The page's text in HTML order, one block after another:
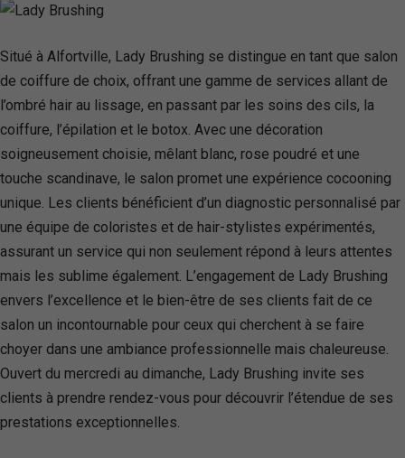
Situé à Alfortville, Lady Brushing se distingue en tant que salon
de coiffure de choix, offrant une gamme de services allant de
l’ombré hair au lissage, en passant par les soins des cils, la
coiffure, l’épilation et le botox. Avec une décoration
soigneusement choisie, mêlant blanc, rose poudré et une
touche scandinave, le salon promet une expérience cocooning
unique. Les clients bénéficient d’un diagnostic personnalisé par
une équipe de coloristes et de hair-stylistes expérimentés,
assurant un service qui non seulement répond à leurs attentes
mais les sublime également. L’engagement de Lady Brushing
envers l’excellence et le bien-être de ses clients fait de ce
salon un incontournable pour ceux qui cherchent à se faire
choyer dans une ambiance professionnelle mais chaleureuse.
Ouvert du mercredi au dimanche, Lady Brushing invite ses
clients à prendre rendez-vous pour découvrir l’étendue de ses
prestations exceptionnelles.